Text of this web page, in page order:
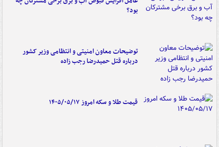
بود؟
توضیحات معاون امنیتی و انتظامی وزیر کشور
درباره قتل حمیدرضا رجب زاده
قیمت طلا و سکه امروز ۱۴۰۵/۰۵/۱۷